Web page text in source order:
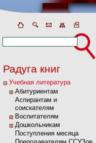
Радуга книг
Учебная литература
Абитуриентам
Аспирантам и
соискателям
Воспитателям
Дошкольникам
Поступления месяца